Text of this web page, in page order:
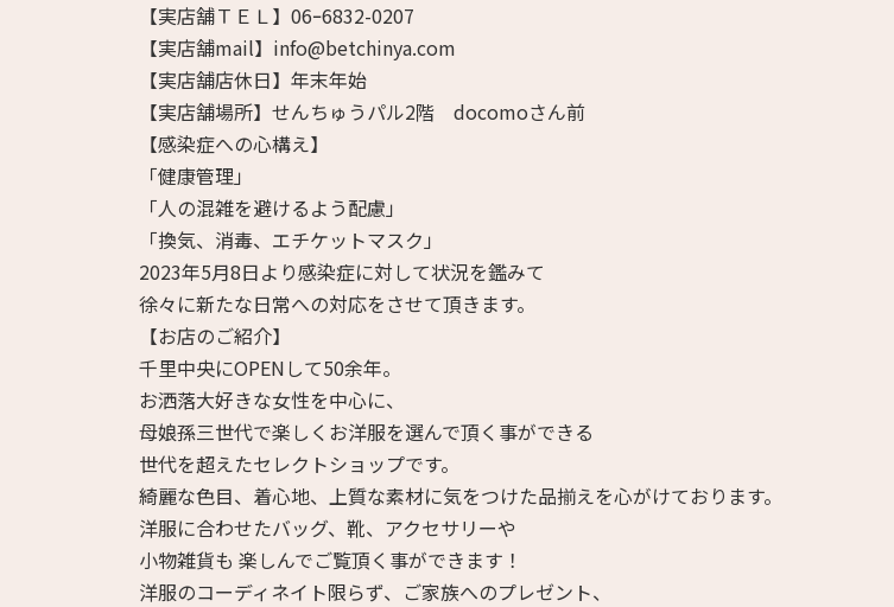
【実店舗ＴＥＬ】06ｰ6832-0207
【実店舗mail】info@betchinya.com
【実店舗店休日】年末年始
【実店舗場所】せんちゅうパル2階 docomoさん前
【感染症への心構え】
「健康管理」
「人の混雑を避けるよう配慮」
「換気、消毒、エチケットマスク」
2023年5月8日より感染症に対して状況を鑑みて
徐々に新たな日常への対応をさせて頂きます。
【お店のご紹介】
千里中央にOPENして50余年。
お洒落大好きな女性を中心に、
母娘孫三世代で楽しくお洋服を選んで頂く事ができる
世代を超えたセレクトショップです。
綺麗な色目、着心地、上質な素材に気をつけた品揃えを心がけております。
洋服に合わせたバッグ、靴、アクセサリーや
小物雑貨も 楽しんでご覧頂く事ができます！
洋服のコーディネイト限らず、ご家族へのプレゼント、